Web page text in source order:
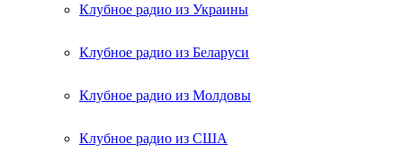
Клубное радио из Украины
Клубное радио из Беларуси
Клубное радио из Молдовы
Клубное радио из США